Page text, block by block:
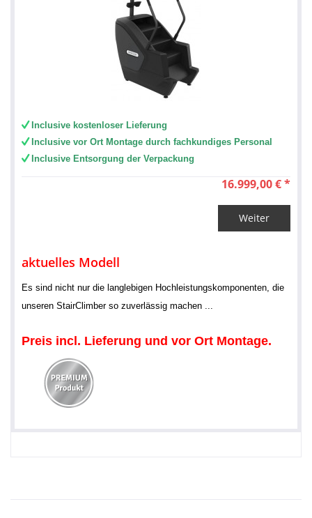
Inclusive kostenloser Lieferung
Inclusive vor Ort Montage durch fachkundiges Personal
Inclusive Entsorgung der Verpackung
16.999,00 € *
Weiter
aktuelles Modell
Es sind nicht nur die langlebigen Hochleistungskomponenten, die
unseren StairClimber so zuverlässig machen ...
Preis incl. Lieferung undvor Ort Montage.